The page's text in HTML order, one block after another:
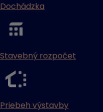
Dochádzka
Stavebný rozpočet
Priebeh výstavby